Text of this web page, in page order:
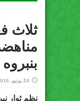
ثلاث
بنبروه
24 يونيو، 2016
نظم ثوار